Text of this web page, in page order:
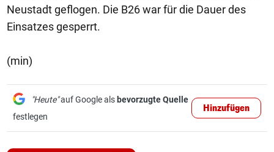
Neustadt geflogen. Die B26 war für die Dauer des
Einsatzes gesperrt.
(min)
"Heute"auf Google als bevorzugte Quelle
festlegen
Hinzufügen